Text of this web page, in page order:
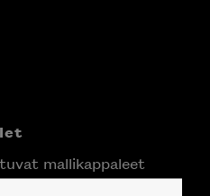
mallikappaleet